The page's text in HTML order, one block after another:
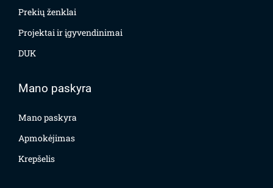
Prekių ženklai
Projektai ir įgyvendinimai
DUK
Mano paskyra
Mano paskyra
Apmokėjimas
Krepšelis